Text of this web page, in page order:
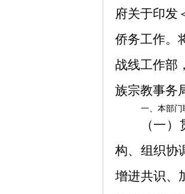
府关于印发
侨务工作。
战线工作部
族宗教事务
一、本部门
（一
构、组织协
增进共识、